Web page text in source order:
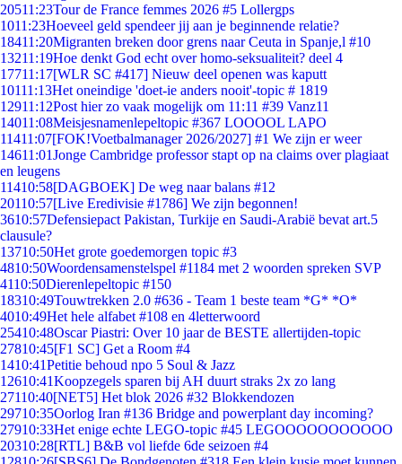
20511:23Tour de France femmes 2026 #5 Lollergps
1011:23Hoeveel geld spendeer jij aan je beginnende relatie?
18411:20Migranten breken door grens naar Ceuta in Spanje,l #10
13211:19Hoe denkt God echt over homo-seksualiteit? deel 4
17711:17[WLR SC #417] Nieuw deel openen was kaputt
10111:13Het oneindige 'doet-ie anders nooit'-topic # 1819
12911:12Post hier zo vaak mogelijk om 11:11 #39 Vanz11
14011:08Meisjesnamenlepeltopic #367 LOOOOL LAPO
11411:07[FOK!Voetbalmanager 2026/2027] #1 We zijn er weer
14611:01Jonge Cambridge professor stapt op na claims over plagiaat
en leugens
11410:58[DAGBOEK] De weg naar balans #12
20110:57[Live Eredivisie #1786] We zijn begonnen!
3610:57Defensiepact Pakistan, Turkije en Saudi-Arabië bevat art.5
clausule?
13710:50Het grote goedemorgen topic #3
4810:50Woordensamenstelspel #1184 met 2 woorden spreken SVP
4110:50Dierenlepeltopic #150
18310:49Touwtrekken 2.0 #636 - Team 1 beste team *G* *O*
4010:49Het hele alfabet #108 en 4letterwoord
25410:48Oscar Piastri: Over 10 jaar de BESTE allertijden-topic
27810:45[F1 SC] Get a Room #4
1410:41Petitie behoud npo 5 Soul & Jazz
12610:41Koopzegels sparen bij AH duurt straks 2x zo lang
27110:40[NET5] Het blok 2026 #32 Blokkendozen
29710:35Oorlog Iran #136 Bridge and powerplant day incoming?
27910:33Het enige echte LEGO-topic #45 LEGOOOOOOOOOOO
20310:28[RTL] B&B vol liefde 6de seizoen #4